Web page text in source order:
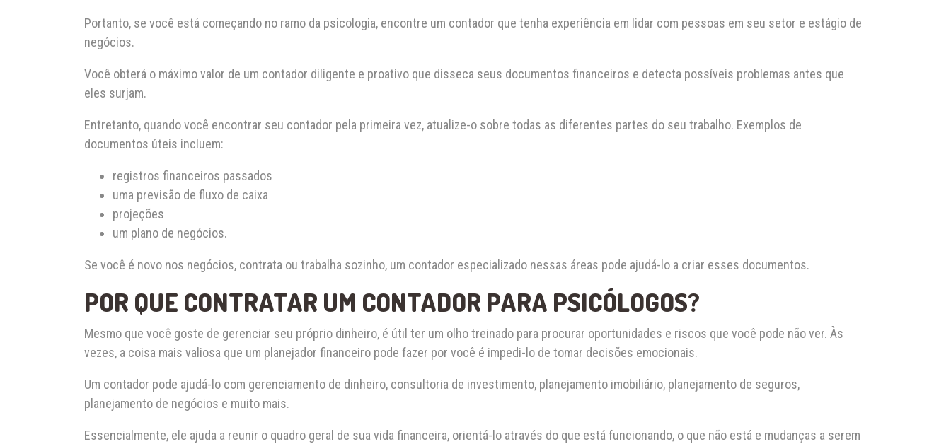
Portanto, se você está começando no ramo da psicologia, encontre um contador que tenha experiência em lidar com pessoas em seu setor e estágio de
negócios.
Você obterá o máximo valor de um contador diligente e proativo que disseca seus documentos financeiros e detecta possíveis problemas antes que
eles surjam.
Entretanto, quando você encontrar seu contador pela primeira vez, atualize-o sobre todas as diferentes partes do seu trabalho. Exemplos de
documentos úteis incluem:
registros financeiros passados
uma previsão de fluxo de caixa
projeções
um plano de negócios.
Se você é novo nos negócios, contrata ou trabalha sozinho, um contador especializado nessas áreas pode ajudá-lo a criar esses documentos.
POR QUE CONTRATAR UM CONTADOR PARA PSICÓLOGOS?
Mesmo que você goste de gerenciar seu próprio dinheiro, é útil ter um olho treinado para procurar oportunidades e riscos que você pode não ver. Às
vezes, a coisa mais valiosa que um planejador financeiro pode fazer por você é impedi-lo de tomar decisões emocionais.
Um contador pode ajudá-lo com gerenciamento de dinheiro, consultoria de investimento, planejamento imobiliário, planejamento de seguros,
planejamento de negócios e muito mais.
Essencialmente, ele ajuda a reunir o quadro geral de sua vida financeira, orientá-lo através do que está funcionando, o que não está e mudanças a serem